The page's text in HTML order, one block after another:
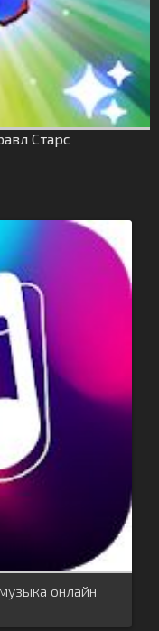
Старс
онлайн